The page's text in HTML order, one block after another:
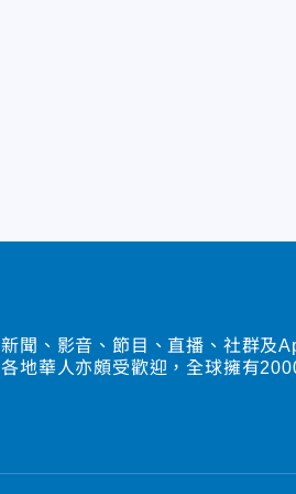
新聞、影音、節目、直播、社群及
各地華人亦頗受歡迎，全球擁有